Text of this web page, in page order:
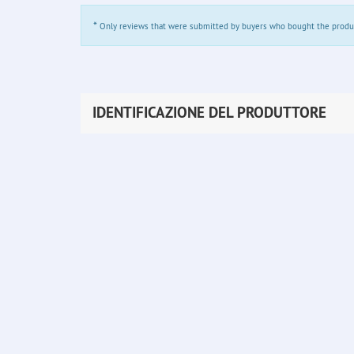
* Only reviews that were submitted by buyers who bought the
IDENTIFICAZIONE DEL PRODUTTORE